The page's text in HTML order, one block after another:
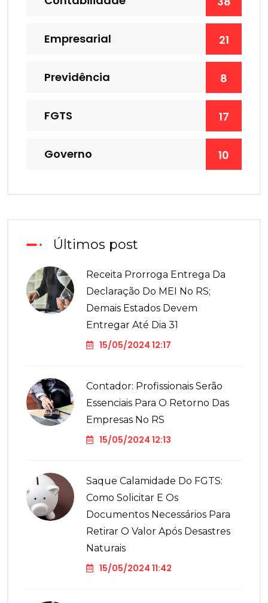
Empresarial 21
Previdência 8
FGTS 17
Governo 10
Últimos post
Receita Prorroga Entrega Da
Declaração Do MEI No RS;
Demais Estados Devem
Entregar Até Dia 31
15/05/2024 12:17
Contador: Profissionais Serão
Essenciais Para O Retorno Das
Empresas No RS
15/05/2024 12:13
Saque Calamidade Do FGTS:
Como Solicitar E Os
Documentos Necessários Para
Retirar O Valor Após Desastres
Naturais
15/05/2024 11:42